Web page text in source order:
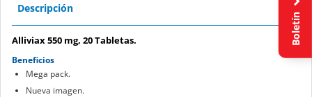
Descripción
Alliviax 550 mg, 20 Tabletas.
Beneficios
Mega pack.
Nueva imagen.
Boletín